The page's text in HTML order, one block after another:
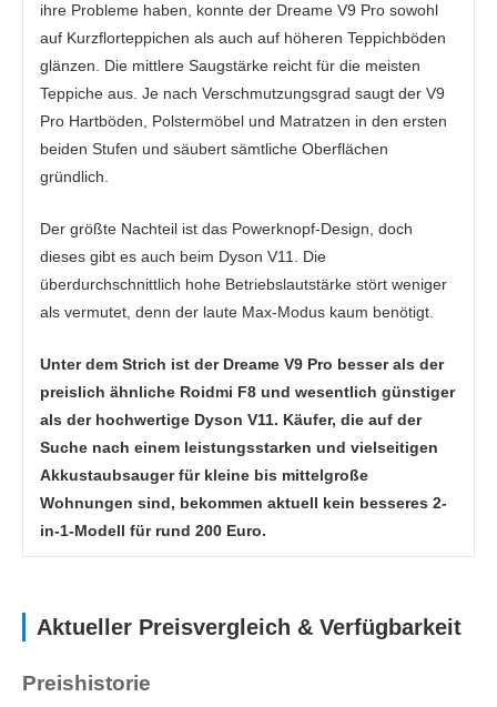
ihre Probleme haben, konnte der Dreame V9 Pro sowohl
auf Kurzflorteppichen als auch auf höheren Teppichböden
glänzen. Die mittlere Saugstärke reicht für die meisten
Teppiche aus. Je nach Verschmutzungsgrad saugt der V9
Pro Hartböden, Polstermöbel und Matratzen in den ersten
beiden Stufen und säubert sämtliche Oberflächen
gründlich.
Der größte Nachteil ist das Powerknopf-Design, doch
dieses gibt es auch beim Dyson V11. Die
überdurchschnittlich hohe Betriebslautstärke stört weniger
als vermutet, denn der laute Max-Modus kaum benötigt.
Unter dem Strich ist der Dreame V9 Pro besser als der
preislich ähnliche Roidmi F8 und wesentlich günstiger
als der hochwertige Dyson V11. Käufer, die auf der
Suche nach einem leistungsstarken und vielseitigen
Akkustaubsauger für kleine bis mittelgroße
Wohnungen sind, bekommen aktuell kein besseres 2-
in-1-Modell für rund 200 Euro.
Aktueller Preisvergleich & Verfügbarkeit
Preishistorie